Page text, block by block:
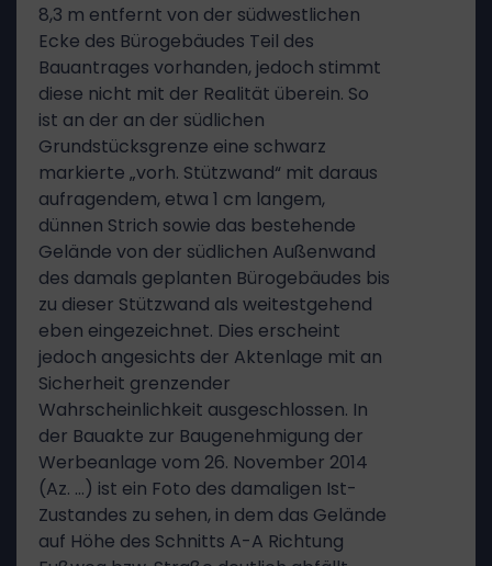
8,3 m entfernt von der südwestlichen
Ecke des Bürogebäudes Teil des
Bauantrages vorhanden, jedoch stimmt
diese nicht mit der Realität überein. So
ist an der an der südlichen
Grundstücksgrenze eine schwarz
markierte „vorh. Stützwand“ mit daraus
aufragendem, etwa 1 cm langem,
dünnen Strich sowie das bestehende
Gelände von der südlichen Außenwand
des damals geplanten Bürogebäudes bis
zu dieser Stützwand als weitestgehend
eben eingezeichnet. Dies erscheint
jedoch angesichts der Aktenlage mit an
Sicherheit grenzender
Wahrscheinlichkeit ausgeschlossen. In
der Bauakte zur Baugenehmigung der
Werbeanlage vom 26. November 2014
(Az. …) ist ein Foto des damaligen Ist-
Zustandes zu sehen, in dem das Gelände
auf Höhe des Schnitts A-A Richtung